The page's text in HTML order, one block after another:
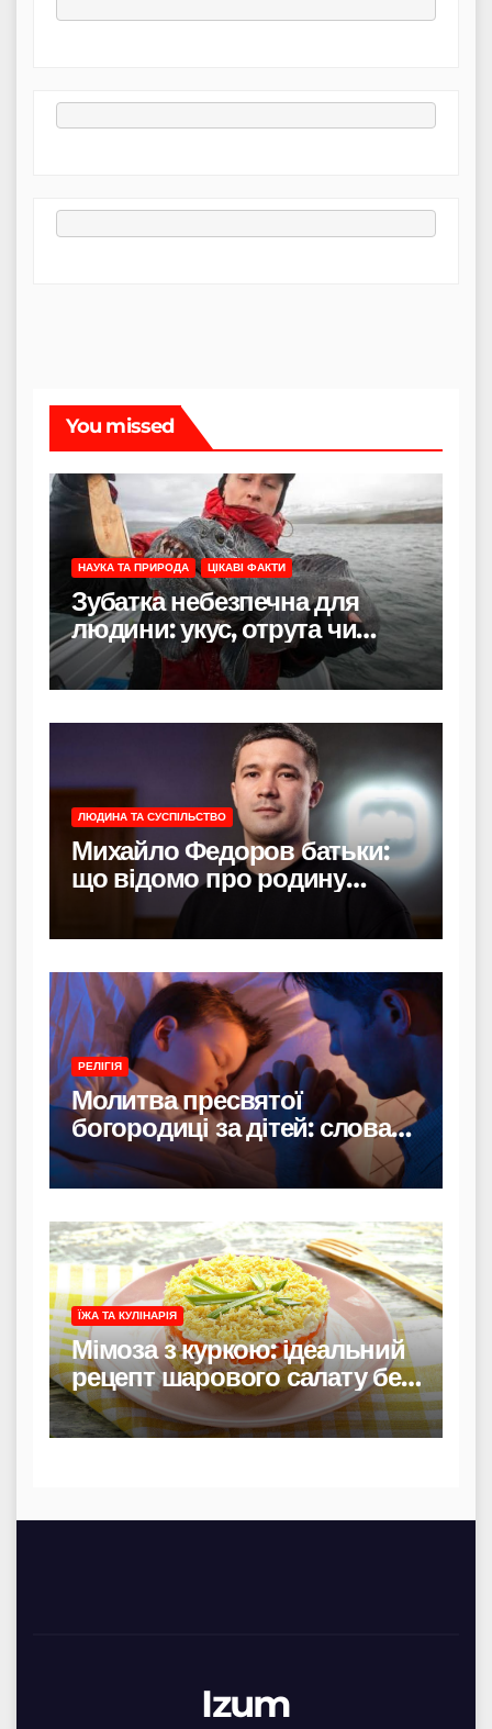
You missed
НАУКА ТА ПРИРОДА ЦІКАВІ ФАКТИ
Зубатка небезпечна для
людини: укус, отрута чи
лише зовнішність
ЛЮДИНА ТА СУСПІЛЬСТВО
Михайло Федоров батьки:
що відомо про родину
РЕЛІГІЯ
Молитва пресвятої
богородиці за дітей: слова
захисту і материнського
тепла
ЇЖА ТА КУЛІНАРІЯ
Мімоза з куркою: ідеальний
рецепт шарового салату без
риби
Izum